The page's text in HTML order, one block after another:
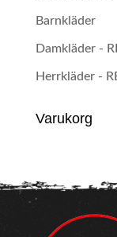
Barnkläder
Damkläder -
Herrkläder -
Varukorg